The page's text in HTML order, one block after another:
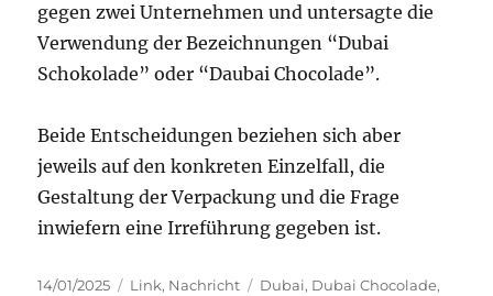
gegen zwei Unternehmen und untersagte die
Verwendung der Bezeichnungen “Dubai
Schokolade” oder “Daubai Chocolade”.
Beide Entscheidungen beziehen sich aber
jeweils auf den konkreten Einzelfall, die
Gestaltung der Verpackung und die Frage
inwiefern eine Irreführung gegeben ist.
Posted
14/01/2025 Categories
Link, Nachricht Tags
Dubai, Dubai Chocolade,